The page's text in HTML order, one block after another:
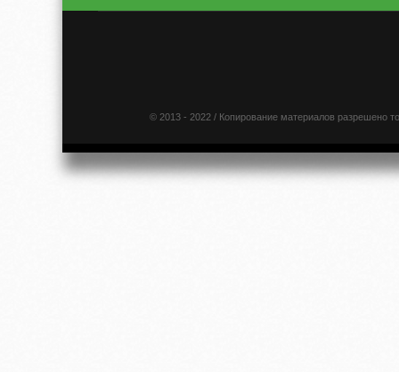
© 2013 - 2022 / Копирование материалов разрешено